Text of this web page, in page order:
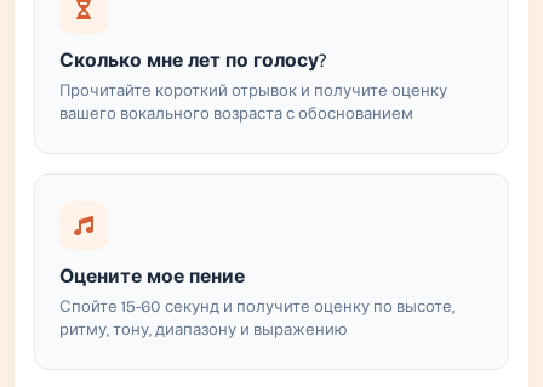
Сколько мне лет по голосу?
Прочитайте короткий отрывок и получите оценку
вашего вокального возраста с обоснованием
Оцените мое пение
Спойте 15-60 секунд и получите оценку по высоте,
ритму, тону, диапазону и выражению